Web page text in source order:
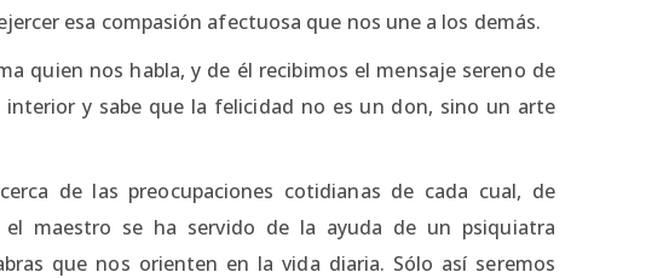
esa compasión afectuosa que nos une a los demás.
quien nos habla, y de él recibimos el mensaje sereno de
y sabe que la felicidad no es un don, sino un arte
de las preocupaciones cotidianas de cada cual, de
maestro se ha servido de la ayuda de un psiquiatra
que nos orienten en la vida diaria. Sólo así seremos